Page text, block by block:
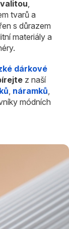
tvarů a
s důrazem
materiály a
dárkové
z naší
náramků
módních